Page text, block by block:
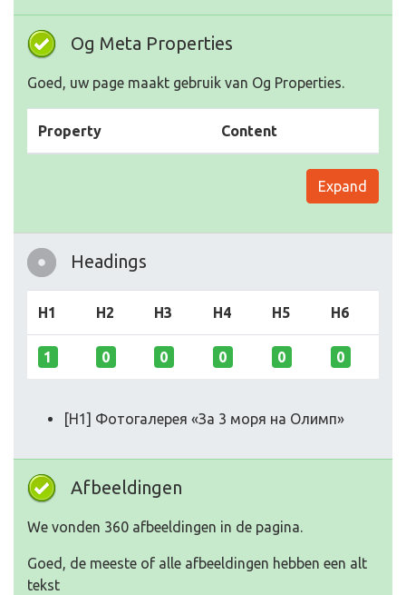
Og Meta Properties
Goed, uw page maakt gebruik van Og Properties.
Property Content
Expand
Headings
H1 H2 H3 H4 H5 H6
1 0 0 0 0 0
[H1] Фотогалерея «За 3 моря на Олимп»
Afbeeldingen
We vonden 360 afbeeldingen in de pagina.
Goed, de meeste of alle afbeeldingen hebben een alt
tekst